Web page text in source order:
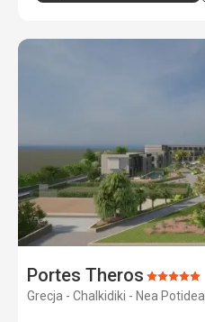
Portes Theros Ocena:
5/5
Grecja - Chalkidiki - Nea Potidea